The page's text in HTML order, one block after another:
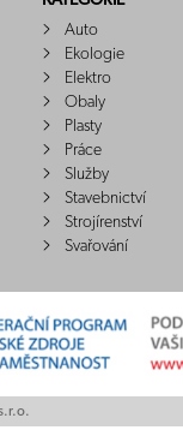
Auto
Ekologie
Elektro
Obaly
Plasty
Práce
Služby
Stavebnictví
Strojírenství
Svařování